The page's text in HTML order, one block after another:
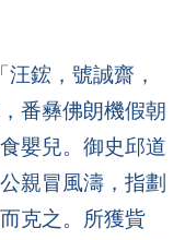
汪鋐，號誠齋，
番彝佛朗機假朝
嬰兒。御史邱道
親冒風濤，指劃
克之。所獲貲